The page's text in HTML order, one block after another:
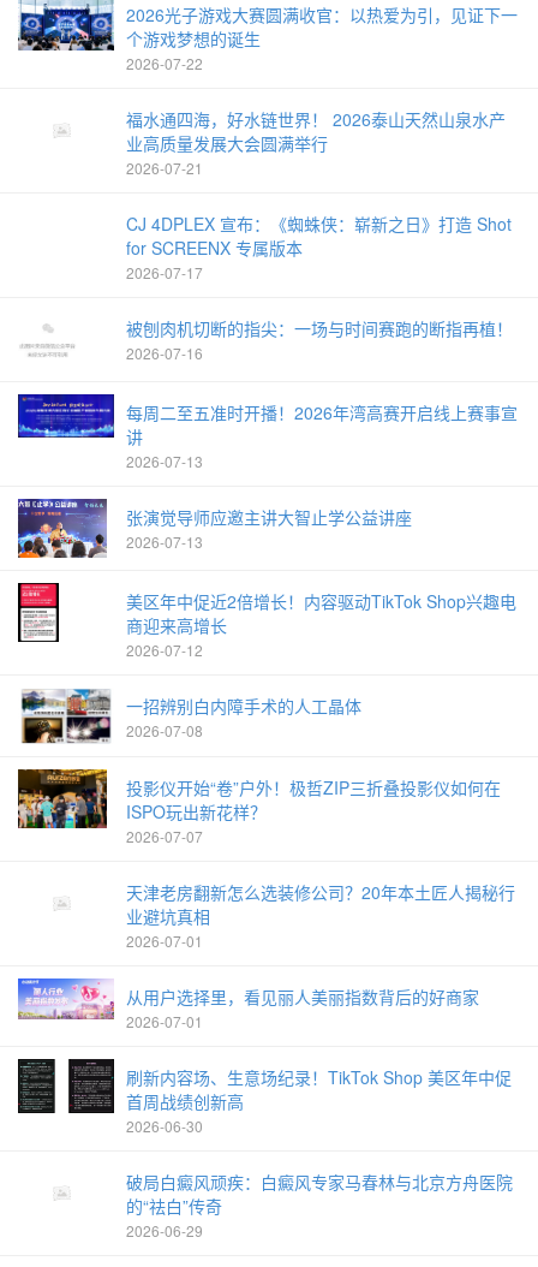
2026光子游戏大赛圆满收官：以热爱为引，见证下一
个游戏梦想的诞生
2026-07-22
福水通四海，好水链世界！ 2026泰山天然山泉水产
业高质量发展大会圆满举行
2026-07-21
CJ 4DPLEX 宣布：《蜘蛛侠：崭新之日》打造 Shot
for SCREENX 专属版本
2026-07-17
被刨肉机切断的指尖：一场与时间赛跑的断指再植！
2026-07-16
每周二至五准时开播！2026年湾高赛开启线上赛事宣
讲
2026-07-13
张演觉导师应邀主讲大智止学公益讲座
2026-07-13
美区年中促近2倍增长！内容驱动TikTok Shop兴趣电
商迎来高增长
2026-07-12
一招辨别白内障手术的人工晶体
2026-07-08
投影仪开始“卷”户外！极哲ZIP三折叠投影仪如何在
ISPO玩出新花样？
2026-07-07
天津老房翻新怎么选装修公司？20年本土匠人揭秘行
业避坑真相
2026-07-01
从用户选择里，看见丽人美丽指数背后的好商家
2026-07-01
刷新内容场、生意场纪录！TikTok Shop 美区年中促
首周战绩创新高
2026-06-30
破局白癜风顽疾：白癜风专家马春林与北京方舟医院
的“祛白”传奇
2026-06-29